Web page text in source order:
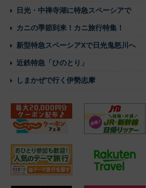
日光・中禅寺湖に特急スペーシアで
カニの季節到来！カニ旅行特集！
新型特急スペーシアXで日光鬼怒川へ
近鉄特急「ひのとり」
しまかぜで行く伊勢志摩